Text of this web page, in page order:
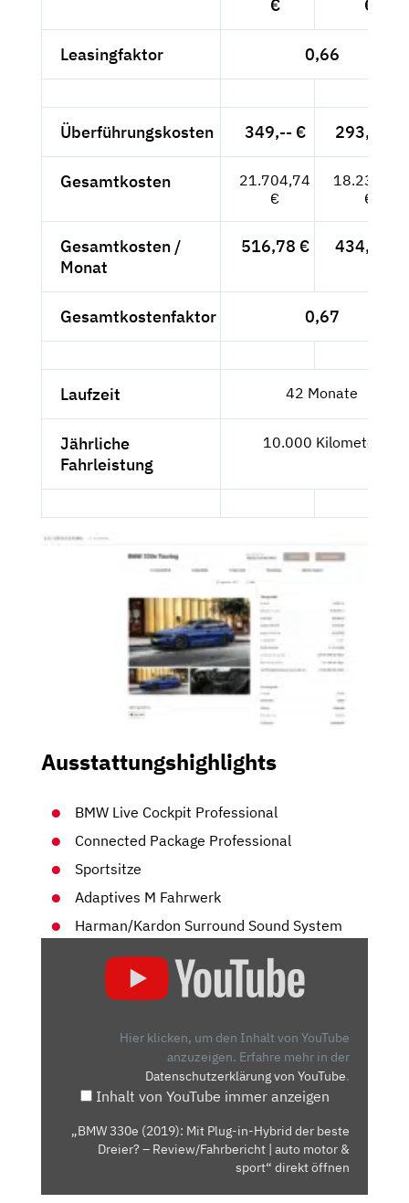
€ €
Leasingfaktor 0,66
Überführungskosten 349,-- € 293,28 €
Gesamtkosten
21.704,74
€
18.239,28
€
Gesamtkosten /
Monat
516,78 € 434,27 €
Gesamtkostenfaktor 0,67
Laufzeit 42 Monate
Jährliche
Fahrleistung
10.000 Kilometer
Ausstattungshighlights
BMW Live Cockpit Professional
Connected Package Professional
Sportsitze
Adaptives M Fahrwerk
Harman/Kardon Surround Sound System
BESTE
Hier klicken, um den Inhalt von YouTube
anzuzeigen. Erfahre mehr in der
Datenschutzerklärung von YouTube.
Inhalt von YouTube immer anzeigen
„BMW 330e (2019): Mit Plug-in-Hybrid der beste
Dreier? – Review/Fahrbericht | auto motor &
sport“ direkt öffnen